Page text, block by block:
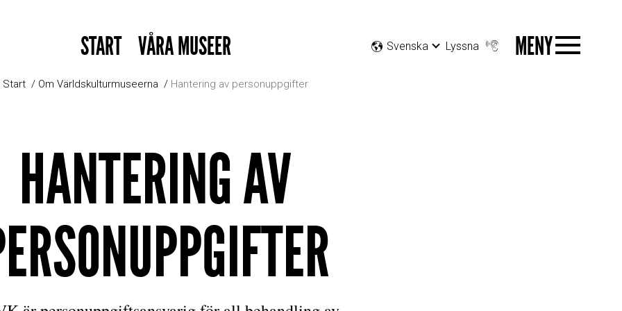
START VÅRA MUSEER Svenska Lyssna MENY
Start Om Världskulturmuseerna Hantering av personuppgifter
HANTERING AV